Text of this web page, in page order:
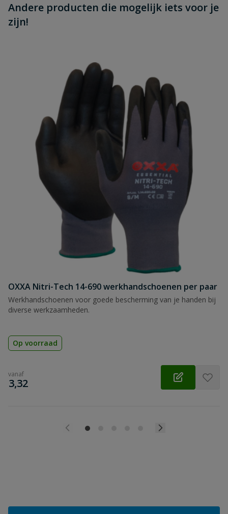
Andere producten die mogelijk iets voor je
zijn!
OXXA Nitri-Tech 14-690 werkhandschoenen per paar
Werkhandschoenen voor goede bescherming van je handen bij
diverse werkzaamheden.
Op voorraad
vanaf
€
3,32